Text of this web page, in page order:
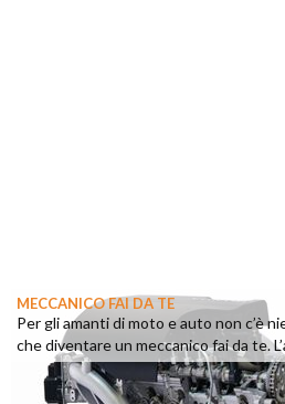
MECCANICO FAI DA TE
Per gli amanti di moto e auto non c’è
che diventare un meccanico fai da te.